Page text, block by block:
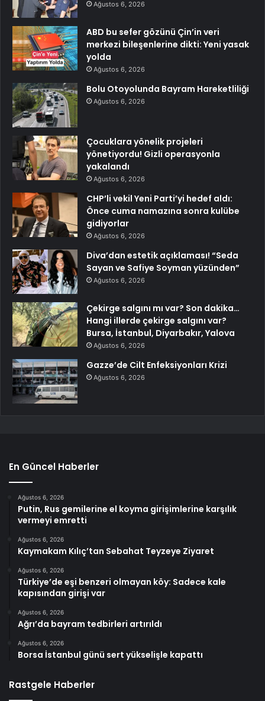
Ağustos 6, 2026
ABD bu sefer gözünü Çin’in veri
merkezi bileşenlerine dikti: Yeni yasak
yolda
Ağustos 6, 2026
Bolu Otoyolunda Bayram Hareketliliği
Ağustos 6, 2026
Çocuklara yönelik projeleri
yönetiyordu! Gizli operasyonla
yakalandı
Ağustos 6, 2026
CHP’li vekil Yeni Parti’yi hedef aldı:
Önce cuma namazına sonra kulübe
gidiyorlar
Ağustos 6, 2026
Diva’dan estetik açıklaması! “Seda
Sayan ve Safiye Soyman yüzünden”
Ağustos 6, 2026
Çekirge salgını mı var? Son dakika…
Hangi illerde çekirge salgını var?
Bursa, İstanbul, Diyarbakır, Yalova
Ağustos 6, 2026
Gazze’de Cilt Enfeksiyonları Krizi
Ağustos 6, 2026
En Güncel Haberler
Ağustos 6, 2026
Putin, Rus gemilerine el koyma girişimlerine karşılık
vermeyi emretti
Ağustos 6, 2026
Kaymakam Kılıç’tan Sebahat Teyzeye Ziyaret
Ağustos 6, 2026
Türkiye’de eşi benzeri olmayan köy: Sadece kale
kapısından girişi var
Ağustos 6, 2026
Ağrı’da bayram tedbirleri artırıldı
Ağustos 6, 2026
Borsa İstanbul günü sert yükselişle kapattı
Rastgele Haberler